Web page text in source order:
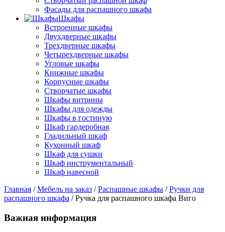
Фасады для распашного шкафа
Шкафы
Встроенные шкафы
Двухдверные шкафы
Трехдверные шкафы
Четырехдверные шкафы
Угловые шкафы
Книжные шкафы
Корпусные шкафы
Створчатые шкафы
Шкафы витрины
Шкафы для одежды
Шкафы в гостиную
Шкаф гардеробная
Гладильный шкаф
Кухонный шкаф
Шкаф для сушки
Шкаф инструментальный
Шкаф навесной
Главная /Мебель на заказ /Распашные шкафы /Ручки для
распашного шкафа / Ручка для распашного шкафа Виго
Важная информация